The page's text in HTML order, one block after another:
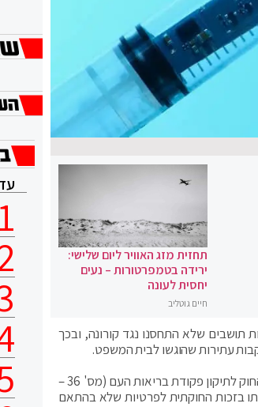
תחזית מזג האוויר ליום שלישי:
ירידה בטמפרטורות – נעים
יחסית לעונה
חיים גוטליב
תושבים שלא התחסנו נגד קורונה, ובכך
עתירות שהוגשו לבית המשפט.
בהחלטה נכתב כי "ניתן בזה צו על-תנאי המורה למשיבים לבוא וליתן טעם מדוע לא ייקבע כי החוק לתיקון פקודת בריאות העם (מס' 36 –
התיקון לפקודה), התשפ"א–2021 בטל, בשל פגיעתו בזכות החוקתית לפרטיות שלא בהתאם